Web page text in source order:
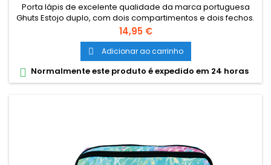
Porta lápis de excelente qualidade da marca portuguesa
Ghuts Estojo duplo, com dois compartimentos e dois fechos.
Dimensões: 20,5 x 9,5 x 8 cm Características: Polyester 600D;
Fechos e cursor certificados YKK
Preço
14,95 €
 Adicionar ao carrinho
 Normalmente este produto é expedido em 24 horas